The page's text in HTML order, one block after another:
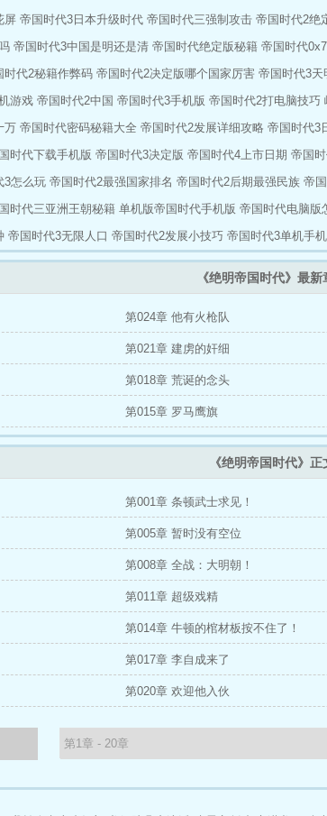
屏 帝国时代3日本升级时代 帝国时代三强制攻击 帝国时代2绝
帝国时代3中国是明还是清 帝国时代绝定版秘籍 帝国时代0x7
时代2秘籍作弊码 帝国时代2决定版哪个国家厉害 帝国时代3天
游戏 帝国时代2中国 帝国时代3手机版 帝国时代2打电脑技巧
万 帝国时代密码秘籍大全 帝国时代2发展详细攻略 帝国时代3
时代下载手机版 帝国时代3决定版 帝国时代4上市日期 帝国
3怎么玩 帝国时代2最强国家排名 帝国时代2后期最强民族 帝
时代三亚洲王朝秘籍 单机版帝国时代手机版 帝国时代电脑版
帝国时代3无限人口 帝国时代2发展小技巧 帝国时代3单机手
《绝明帝国时代》最新
第024章 他有火枪队
第021章 建虏的奸细
第018章 荒诞的念头
第015章 罗马鹰旗
《绝明帝国时代》正
第001章 条顿武士求见！
第005章 暂时没有空位
第008章 全战：大明朝！
第011章 超级戏精
第014章 牛顿的棺材板按不住了！
第017章 李自成来了
第020章 欢迎他入伙